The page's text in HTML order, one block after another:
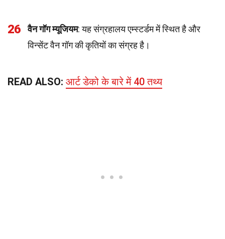
26 वैन गॉग म्यूजियम: यह संग्रहालय एम्स्टर्डम में स्थित है और
विन्सेंट वैन गॉग की कृतियों का संग्रह है।
READ ALSO: आर्ट डेको के बारे में 40 तथ्य